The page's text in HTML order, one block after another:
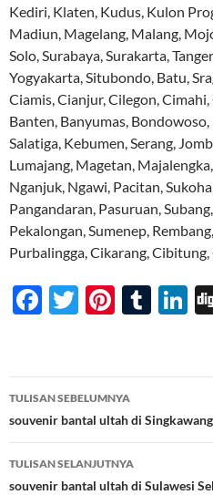
Kediri, Klaten, Kudus, Kulon
Madiun, Magelang, Malang,
Solo, Surabaya, Surakarta,
Yogyakarta, Situbondo, Batu,
Ciamis, Cianjur, Cilegon,
Banten, Banyumas,
Salatiga, Kebumen, Serang,
Lumajang, Magetan,
Nganjuk, Ngawi, Pacitan,
Pangandaran, Pasuruan,
Pekalongan, Sumenep,
Purbalingga, Cikarang,
F
b
o
o
k
T
er
Pi
es
t
T
bl
r
Li
e
dI
n
Navigasi
Tulisan
TULISAN SEBELUMNYA
souvenir bantal ultah di Singkawang
TULISAN SELANJUTNYA
souvenir bantal ultah di Sulawesi